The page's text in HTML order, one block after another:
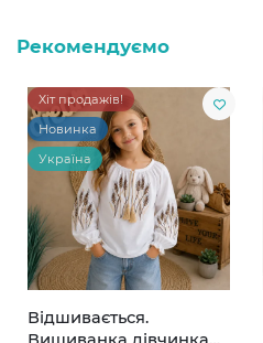
Рекомендуємо
Хіт продажів!
Новинка
Україна
Відшивається.